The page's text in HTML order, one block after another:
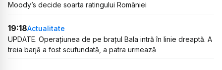
Moody’s decide soarta ratingului României
19:18Actualitate
UPDATE. Operațiunea de pe brațul Bala intră în linie dreaptă. A
treia barjă a fost scufundată, a patra urmează